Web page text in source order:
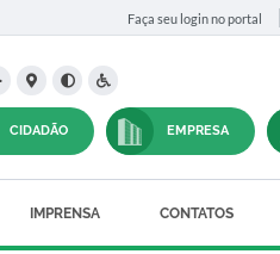
Faça seu login no portal
CIDADÃO EMPRESA
IMPRENSA CONTATOS